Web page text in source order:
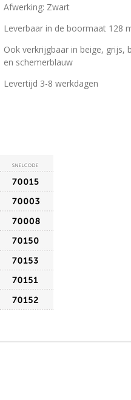
Afwerking: Zwart
Leverbaar in de boormaat 128
Ook verkrijgbaar in beige,
en schemerblauw
Levertijd 3-8 werkdagen